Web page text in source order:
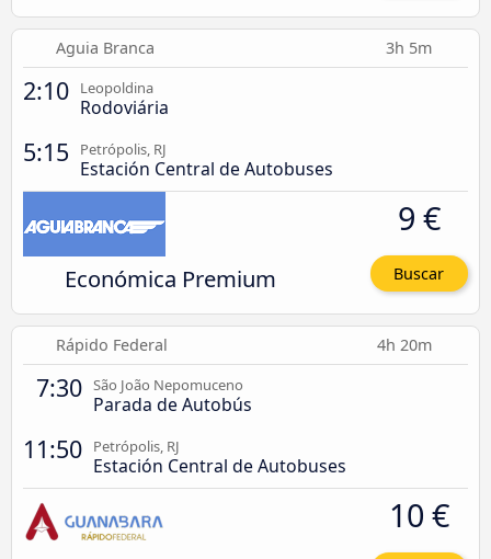
Aguia Branca 3h 5m
2:10 Leopoldina
Rodoviária
5:15 Petrópolis, RJ
Estación Central de Autobuses
Económica Premium
9 €
Buscar
Rápido Federal 4h 20m
7:30 São João Nepomuceno
Parada de Autobús
11:50 Petrópolis, RJ
Estación Central de Autobuses
10 €